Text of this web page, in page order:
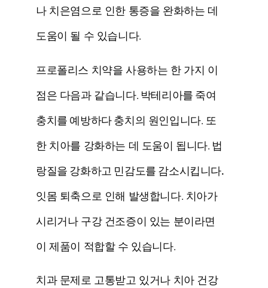
나 치은염으로 인한 통증을 완화하는 데
도움이 될 수 있습니다.
프로폴리스 치약을 사용하는 한 가지 이
점은 다음과 같습니다. 박테리아를 죽여
충치를 예방하다충치의 원인입니다. 또
한 치아를 강화하는 데 도움이 됩니다. 법
랑질을 강화하고 민감도를 감소시킵니다.
잇몸 퇴축으로 인해 발생합니다. 치아가
시리거나 구강 건조증이 있는 분이라면
이 제품이 적합할 수 있습니다.
치과 문제로 고통받고 있거나 치아 건강